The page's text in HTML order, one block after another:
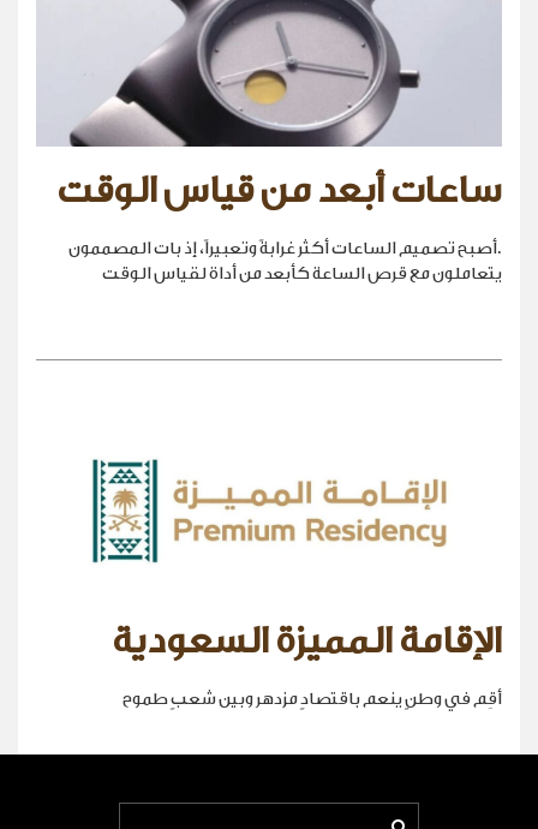
ساعات أبعد من قياس الوقت
.أصبح تصميم الساعات أكثر غرابةً وتعبيراً، إذ بات المصممون
يتعاملون مع قرص الساعة كأبعد من أداة لقياس الوقت
الإقامة المميزة السعودية
أقِم في وطنٍ ينعم باقتصادٍ مزدهر وبين شعبٍ طموح